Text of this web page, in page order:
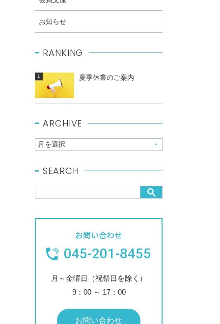
お知らせ
RANKING
夏季休業のご案内
ARCHIVE
SEARCH
お問い合わせ
045-201-8455
月～金曜日（祝祭日を除く）
9：00～ 17：00
お問い合わせ